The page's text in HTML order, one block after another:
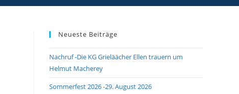
Neueste Beiträge
Nachruf -Die KG Grieläächer Ellen trauern um
Helmut Macherey
Sommerfest 2026 -29. August 2026